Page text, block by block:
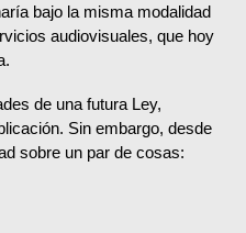
bajo la misma modalidad
audiovisuales, que hoy
de una futura Ley,
Sin embargo, desde
sobre un par de cosas: